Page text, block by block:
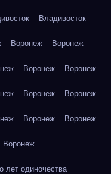
Владивосток
Воронеж Воронеж
Воронеж Воронеж
Воронеж Воронеж
Воронеж Воронеж
Воронеж
лет одиночества